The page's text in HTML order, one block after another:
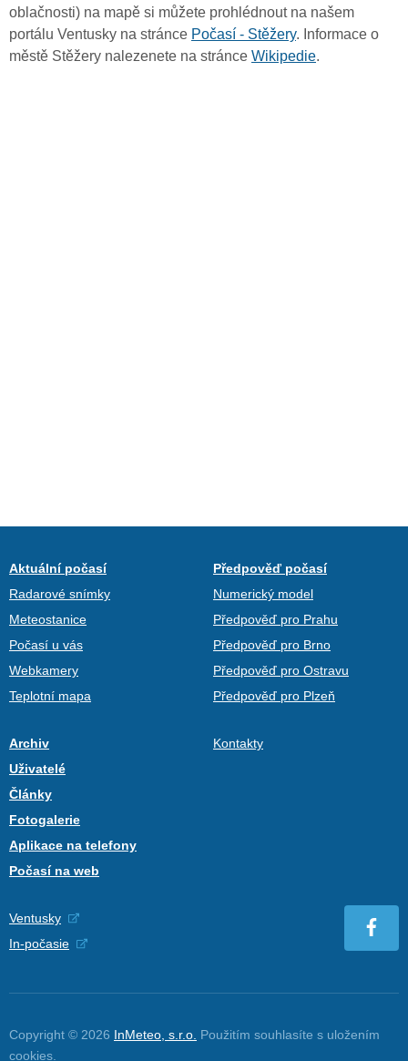
oblačnosti) na mapě si můžete prohlédnout na našem
portálu Ventusky na stránce Počasí - Stěžery. Informace o
městě Stěžery nalezenete na stránce Wikipedie.
Aktuální počasí
Radarové snímky
Meteostanice
Počasí u vás
Webkamery
Teplotní mapa
Předpověď počasí
Numerický model
Předpověď pro Prahu
Předpověď pro Brno
Předpověď pro Ostravu
Předpověď pro Plzeň
Archiv
Uživatelé
Články
Fotogalerie
Aplikace na telefony
Počasí na web
Kontakty
Ventusky
In-počasie
Copyright © 2026 InMeteo, s.r.o. Použitím souhlasíte s uložením
cookies